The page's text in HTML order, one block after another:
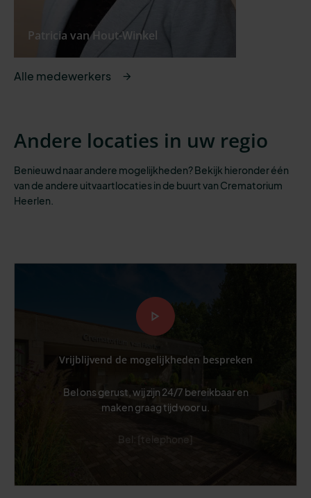
Patricia van Hout-Winkel
Alle medewerkers
Andere locaties in uw regio
Benieuwd naar andere mogelijkheden? Bekijk hieronder één
van de andere uitvaartlocaties in de buurt van Crematorium
Heerlen.
Vrijblijvend de mogelijkheden bespreken
Bel ons gerust, wij zijn 24/7 bereikbaar en
maken graag tijd voor u.
Bel: [telephone]